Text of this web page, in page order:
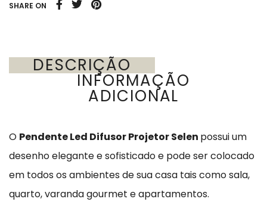
SHARE ON
DESCRIÇÃO
INFORMAÇÃO
ADICIONAL
O Pendente Led Difusor Projetor Selen possui um
desenho elegante e sofisticado e pode ser colocado
em todos os ambientes de sua casa tais como sala,
quarto, varanda gourmet e apartamentos.